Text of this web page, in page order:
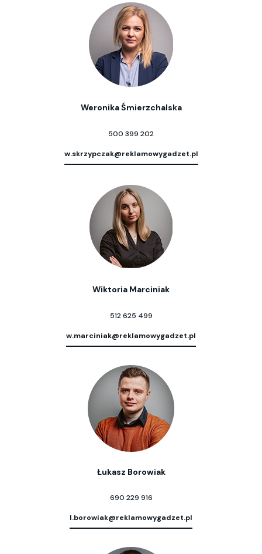
Weronika Śmierzchalska
500 399 202
w.skrzypczak@reklamowygadzet.pl
Wiktoria Marciniak
512 625 499
w.marciniak@reklamowygadzet.pl
Łukasz Borowiak
690 229 916
l.borowiak@reklamowygadzet.pl